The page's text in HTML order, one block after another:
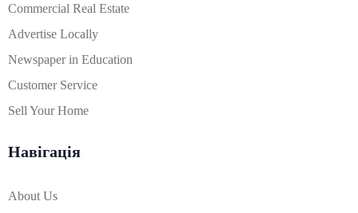
Commercial Real Estate
Advertise Locally
Newspaper in Education
Customer Service
Sell Your Home
Навігація
About Us